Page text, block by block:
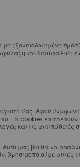
εξουσιοδοτημένη
και διασφάλιση
σας. Αφού
Τα cookies
και τις
μας βοηθά να
αυτές